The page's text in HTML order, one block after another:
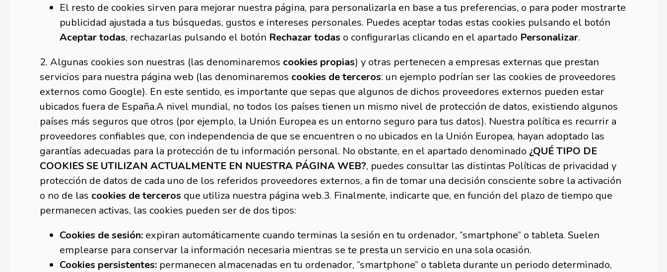
El resto de cookies sirven para mejorar nuestra página, para personalizarla en base a tus preferencias, o para poder mostrarte
publicidad ajustada a tus búsquedas, gustos e intereses personales. Puedes aceptar todas estas cookies pulsando el botón
Aceptar todas, rechazarlas pulsando el botón Rechazar todas o configurarlas clicando en el apartado Personalizar.
2. Algunas cookies son nuestras (las denominaremos cookies propias) y otras pertenecen a empresas externas que prestan
servicios para nuestra página web (las denominaremos cookies de terceros: un ejemplo podrían ser las cookies de proveedores
externos como Google). En este sentido, es importante que sepas que algunos de dichos proveedores externos pueden estar
ubicados fuera de España.A nivel mundial, no todos los países tienen un mismo nivel de protección de datos, existiendo algunos
países más seguros que otros (por ejemplo, la Unión Europea es un entorno seguro para tus datos). Nuestra política es recurrir a
proveedores confiables que, con independencia de que se encuentren o no ubicados en la Unión Europea, hayan adoptado las
garantías adecuadas para la protección de tu información personal. No obstante, en el apartado denominado ¿QUÉ TIPO DE
COOKIES SE UTILIZAN ACTUALMENTE EN NUESTRA PÁGINA WEB?, puedes consultar las distintas Políticas de privacidad y
protección de datos de cada uno de los referidos proveedores externos, a fin de tomar una decisión consciente sobre la activación
o no de las cookies de terceros que utiliza nuestra página web.3. Finalmente, indicarte que, en función del plazo de tiempo que
permanecen activas, las cookies pueden ser de dos tipos:
Cookies de sesión: expiran automáticamente cuando terminas la sesión en tu ordenador, “smartphone” o tableta. Suelen
emplearse para conservar la información necesaria mientras se te presta un servicio en una sola ocasión.
Cookies persistentes: permanecen almacenadas en tu ordenador, “smartphone” o tableta durante un periodo determinado,